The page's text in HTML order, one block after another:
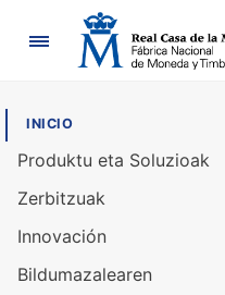
Nabigazioa
INICIO
Produktu eta Soluzioak
Zerbitzuak
Innovación
Bildumazalearen